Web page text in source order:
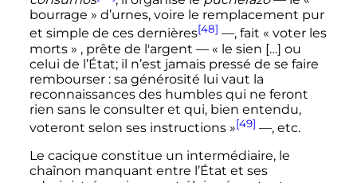
bourrage » d’urnes, voire le remplacement pur
et simple de ces dernières[48] —, fait « voter les
morts » , prête de l'argent — « le sien […] ou
celui de l’État; il n’est jamais pressé de se faire
rembourser : sa générosité lui vaut la
reconnaissances des humbles qui ne feront
rien sans le consulter et qui, bien entendu,
voteront selon ses instructions »[49] —, etc.
Le cacique constitue un intermédiaire, le
chaînon manquant entre l’État et ses